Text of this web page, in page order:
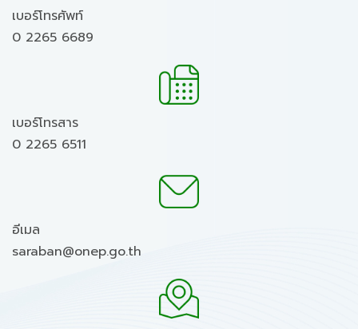
เบอร์โทรศัพท์
0 2265 6689
เบอร์โทรสาร
0 2265 6511
อีเมล
saraban@onep.go.th